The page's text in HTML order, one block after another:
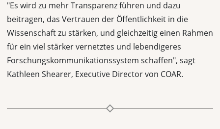
"Es wird zu mehr Transparenz führen und dazu
beitragen, das Vertrauen der Öffentlichkeit in die
Wissenschaft zu stärken, und gleichzeitig einen Rahmen
für ein viel stärker vernetztes und lebendigeres
Forschungskommunikationssystem schaffen", sagt
Kathleen Shearer, Executive Director von COAR.